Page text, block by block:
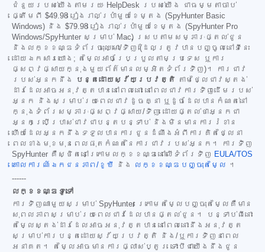
ជំនួយរបស់យើងតាមរយៈ HelpDesk របស់យើង ជាធម្មតាចាប់
ផ្តើមពី $49.98 រៀងរាល់ប្រាំមួយខែម្តង (SpyHunter Basic
Windows) និង $79.98 រៀងរាល់ប្រាំមួយខែម្តង (SpyHunter Pro
Windows/SpyHunter សម្រាប់ Mac) ស្របតាមសម្ភារៈផ្តល់ជូន
និងលក្ខខណ្ឌទំព័រចុះឈ្មោះ/ទិញ (ដែលត្រូវបានបញ្ចូលនៅទីនេះ
ដោយឯកសារយោង; តម្លៃអាចប្រែប្រួលតាមប្រទេស ឬការ
ផ្សព្វផ្សាយក្នុងមួយព័ត៌មានលម្អិតទំព័រទិញ)។ ការជាវ
របស់អ្នកនឹង
បន្តដោយស្វ័យប្រវត្តិ តាមថ្លៃជាវស្តង់
ដារដែលអាចអនុវត្តបាននៅពេលនោះ នៅពេលជាវការទិញដើមរបស់
អ្នក និងសម្រាប់រយៈពេលជាវដូចគ្នា ឬដូចដែលបានកំណត់នៅ
ក្នុងទំព័រសម្ភារៈផ្សព្វផ្សាយ/ទិញ ដោយផ្តល់ថាអ្នកជា
អ្នកប្រើប្រាស់ជាវជាបន្តបន្ទាប់ និងមិនមានការរំខាន
ហើយដែលអ្នកនឹងទទួលបានការជូនដំណឹងអំពីការគិតថ្លៃនា
ពេលខាងមុខមុនពេលផុតកំណត់នៃការជាវរបស់អ្នក។ ការទិញ
SpyHunter គឺស្ថិតនៅក្រោមលក្ខខណ្ឌនៅលើទំព័រទិញ EULA/TOS
គោលការណ៍ឯកជនភាព/ខូឃី
និង លក្ខខណ្ឌបញ្ចុះតម្លៃ ។
------
លក្ខខណ្ឌទូទៅ
ការទិញណាមួយសម្រាប់ SpyHunter ក្រោមតម្លៃបញ្ចុះតម្លៃគឺមាន
សុពលភាពសម្រាប់រយៈពេលជាវដែលបានផ្តល់ជូន។ បន្ទាប់ពីនោះ
តម្លៃស្តង់ដារដែលអាចអនុវត្តបាននៅពេលនោះនឹងអនុវត្ត
សម្រាប់ការបន្តដោយស្វ័យប្រវត្តិ និង/ឬការទិញនាពេល
អនាគត។ តម្លៃអាចមានការផ្លាស់ប្តូរ ទោះបីជាយើងនឹងជូន